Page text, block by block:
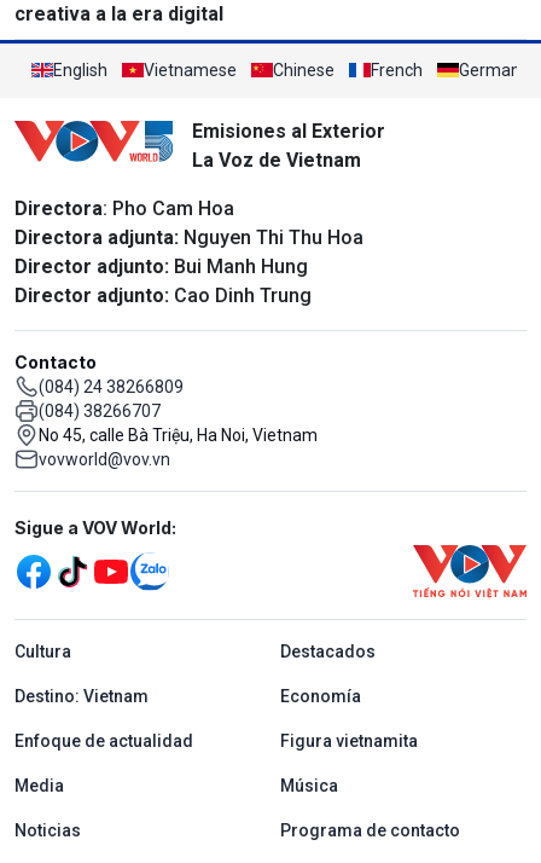
creativa a la era digital
English Vietnamese Chinese French German
Emisiones al Exterior
La Voz de Vietnam
Directora: Pho Cam Hoa
Directora adjunta: Nguyen Thi Thu Hoa
Director adjunto: Bui Manh Hung
Director adjunto: Cao Dinh Trung
Contacto
(084) 24 38266809
(084) 38266707
No 45, calle Bà Triệu, Ha Noi, Vietnam
vovworld@vov.vn
Mạng xã hội
Sigue a VOV World:
menu footer tiếng Tây ban nha
Cultura Destacados
Destino: Vietnam Economía
Enfoque de actualidad Figura vietnamita
Media Música
Noticias Programa de contacto